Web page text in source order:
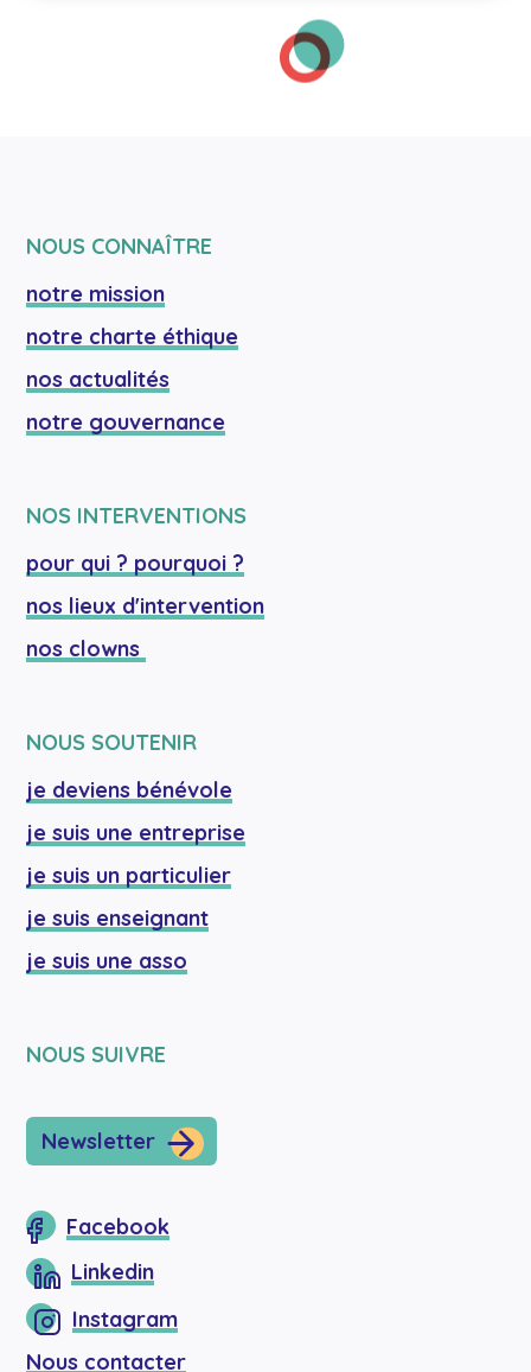
NOUS CONNAÎTRE
notre mission
notre charte éthique
nos actualités
notre gouvernance
NOS INTERVENTIONS
pour qui ? pourquoi ?
nos lieux d'intervention
nos clowns
NOUS SOUTENIR
je deviens bénévole
je suis une entreprise
je suis un particulier
je suis enseignant
je suis une asso
NOUS SUIVRE
Newsletter
Facebook
Linkedin
Instagram
Nous contacter